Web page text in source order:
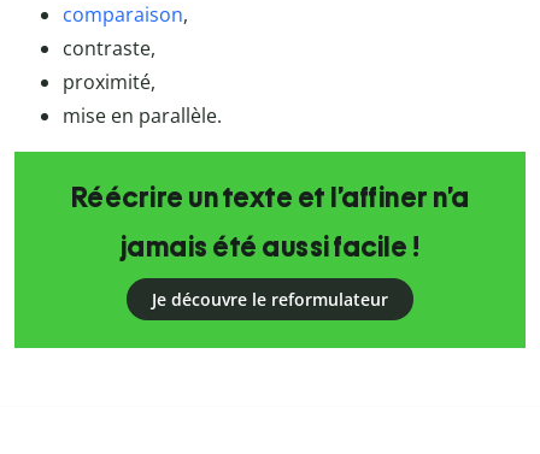
comparaison,
contraste,
proximité,
mise en parallèle.
Réécrire un texte et l’affiner n’a
jamais été aussi facile !
Je découvre le reformulateur